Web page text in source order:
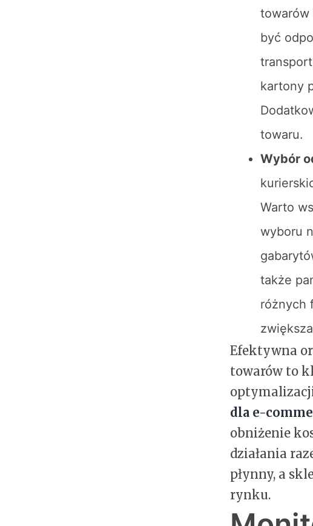
towarów
być
kartony
towaru.
Wybór
Warto
wyboru
także
różnych
Efektywna
towarów to
dla e-
obniżenie
działania
płynny, a
rynku.